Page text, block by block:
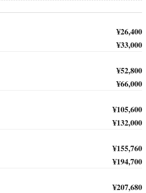
¥26,400
¥33,000
¥52,800
¥66,000
¥105,600
¥132,000
¥155,760
¥194,700
¥207,680